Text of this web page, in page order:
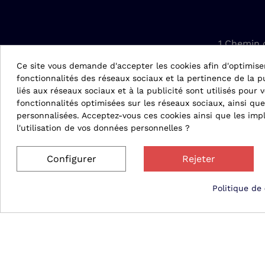
1 Chemin
04
Ce site vous demande d'accepter les cookies afin
fonctionnalités des réseaux sociaux et la pertinence de la
liés aux réseaux sociaux et à la publicité sont utilisés pour
fonctionnalités optimisées sur les réseaux sociaux, ainsi
personnalisées. Acceptez-vous ces cookies ainsi que les
l'utilisation de vos données personnelles ?
Configurer Rejeter
Politique de